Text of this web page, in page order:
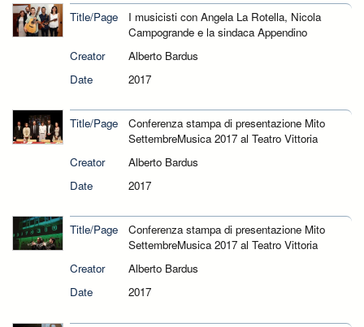
Title/Page
I musicisti con Angela La Rotella, Nicola
Campogrande e la sindaca Appendino
Creator
Alberto Bardus
Date
2017
Title/Page
Conferenza stampa di presentazione Mito
SettembreMusica 2017 al Teatro Vittoria
Creator
Alberto Bardus
Date
2017
Title/Page
Conferenza stampa di presentazione Mito
SettembreMusica 2017 al Teatro Vittoria
Creator
Alberto Bardus
Date
2017